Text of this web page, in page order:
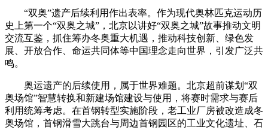
“双奥”遗产后续利用作出表率。作为现代奥林匹克运动历
史上第一个“双奥之城”，北京以讲好“双奥之城”故事推动文明
交流互鉴，抓住筹办冬奥重大机遇，推动科技创新、绿色发
展、开放合作、命运共同体等中国理念走向世界，引发广泛共
鸣。
奥运遗产的后续使用，属于世界难题。北京超前谋划“双
奥场馆”智慧转换和新建场馆建设与使用，将赛时需求与赛后
利用统筹考虑。在首钢转型实施阶段，老工业厂房被改造成冬
奥场馆，首钢滑雪大跳台与周边首钢园区的工业文化遗址、石